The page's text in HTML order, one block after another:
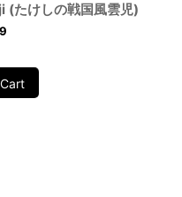
たけしの戦国風雲児)